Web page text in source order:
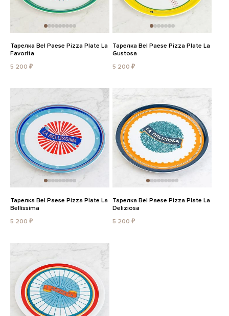
Тарелка Bel Paese Pizza Plate La
Favorita
5 200 ₽
Тарелка Bel Paese Pizza Plate La
Gustosa
5 200 ₽
Тарелка Bel Paese Pizza Plate La
Bellissima
5 200 ₽
Тарелка Bel Paese Pizza Plate La
Deliziosa
5 200 ₽